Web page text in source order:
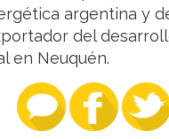
argentina y
del
en Neuquén.